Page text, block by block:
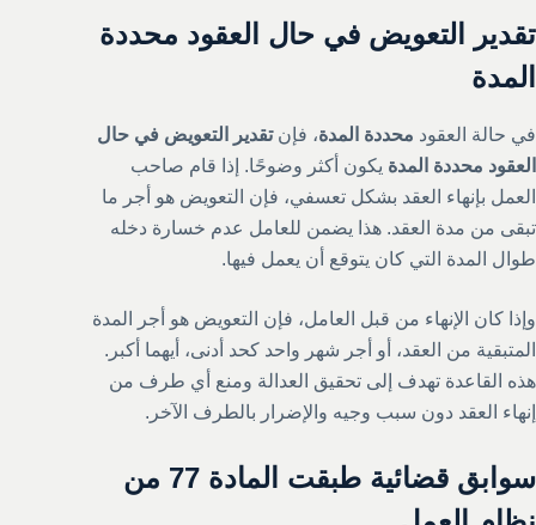
تقدير التعويض في حال العقود محددة
المدة
في حالة العقود محددة المدة، فإنتقدير التعويض في حال
العقود محددة المدة يكون أكثر وضوحًا. إذا قام صاحب
العمل بإنهاء العقد بشكل تعسفي، فإن التعويض هو أجر ما
تبقى من مدة العقد. هذا يضمن للعامل عدم خسارة دخله
طوال المدة التي كان يتوقع أن يعمل فيها.
وإذا كان الإنهاء من قبل العامل، فإن التعويض هو أجر المدة
المتبقية من العقد، أو أجر شهر واحد كحد أدنى، أيهما أكبر.
هذه القاعدة تهدف إلى تحقيق العدالة ومنع أي طرف من
إنهاء العقد دون سبب وجيه والإضرار بالطرف الآخر.
سوابق قضائية طبقت المادة 77 من